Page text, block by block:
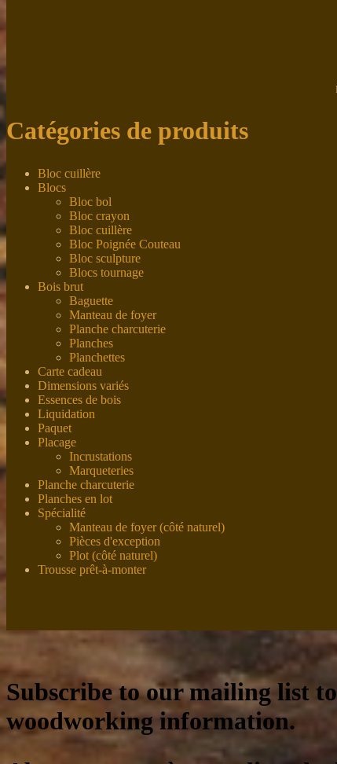
Catégories de produits
Bloc cuillère
Blocs
Bloc bol
Bloc crayon
Bloc cuillère
Bloc Poignée Couteau
Bloc sculpture
Blocs tournage
Bois brut
Baguette
Manteau de foyer
Planche charcuterie
Planches
Planchettes
Carte cadeau
Dimensions variés
Essences de bois
Liquidation
Paquet
Placage
Incrustations
Marqueteries
Planche charcuterie
Planches en lot
Spécialité
Manteau de foyer (côté naturel)
Pièces d'exception
Plot (côté naturel)
Trousse prêt-à-monter
Subscribe to our mailing list
woodworking information.